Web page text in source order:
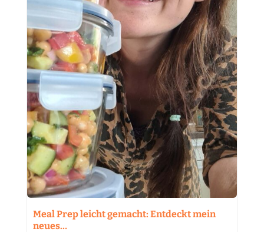
Meal Prep leicht gemacht: Entdeckt mein
neues…